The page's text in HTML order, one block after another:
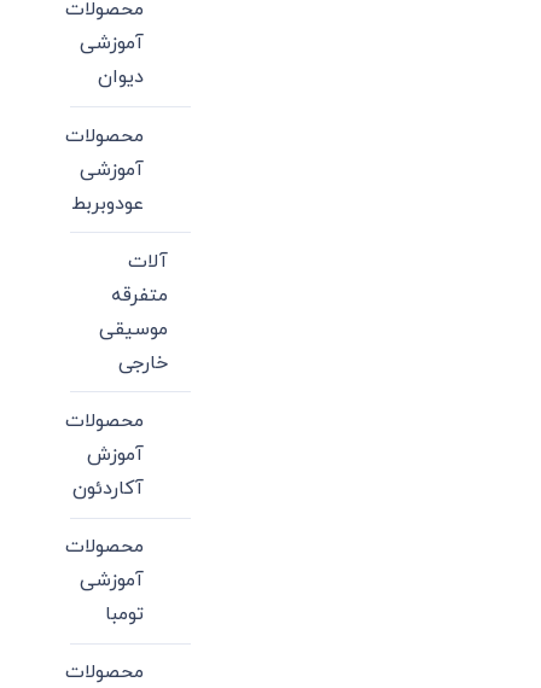
محصولات
آموزشی
دیوان
محصولات
آموزشی
عودوبربط
آلات
متفرقه
موسیقی
خارجی
محصولات
آموزش
آکاردئون
محصولات
آموزشی
تومبا
محصولات